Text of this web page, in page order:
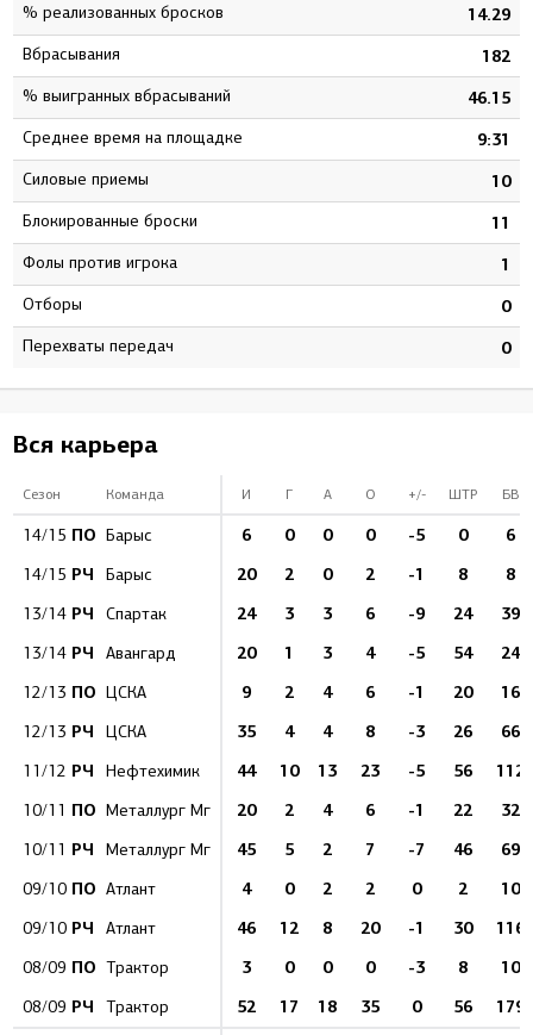
% реализованных бросков 14.29
Вбрасывания 182
% выигранных вбрасываний 46.15
Среднее время на площадке 9:31
Силовые приемы 10
Блокированные броски 11
Фолы против игрока 1
Отборы 0
Перехваты передач 0
Вся карьера
Сезон Команда И Г А О +/- ШТР БВ
14/15 ПО Барыс 6 0 0 0 -5 0 6
14/15 РЧ Барыс 20 2 0 2 -1 8 8
13/14 РЧ Спартак 24 3 3 6 -9 24 39
13/14 РЧ Авангард 20 1 3 4 -5 54 24
12/13 ПО ЦСКА 9 2 4 6 -1 20 16
12/13 РЧ ЦСКА 35 4 4 8 -3 26 66
11/12 РЧ Нефтехимик 44 10 13 23 -5 56 112
10/11 ПО Металлург Мг 20 2 4 6 -1 22 32
10/11 РЧ Металлург Мг 45 5 2 7 -7 46 69
09/10 ПО Атлант 4 0 2 2 0 2 10
09/10 РЧ Атлант 46 12 8 20 -1 30 116
08/09 ПО Трактор 3 0 0 0 -3 8 10
08/09 РЧ Трактор 52 17 18 35 0 56 179